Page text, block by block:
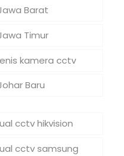
Barat
Timur
kamera cctv
Baru
cctv hikvision
cctv samsung